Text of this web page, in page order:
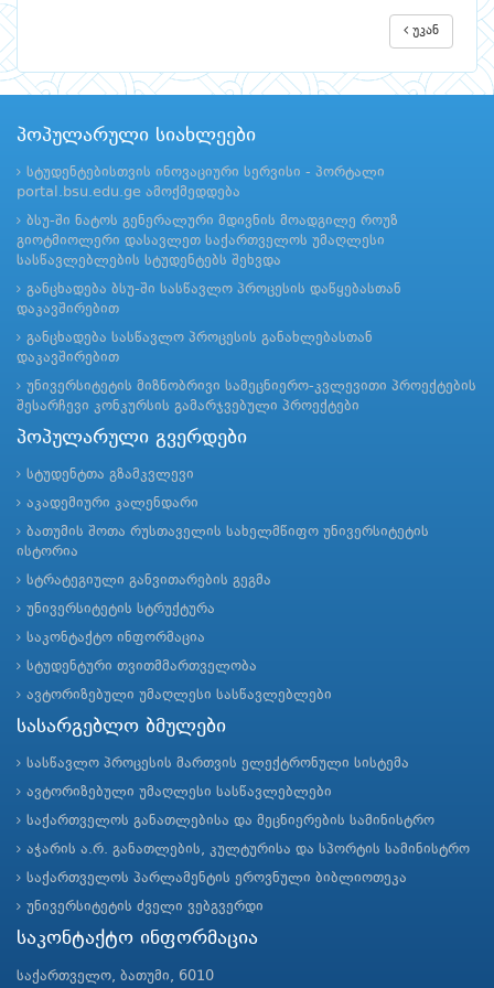
უკან
პოპულარული სიახლეები
სტუდენტებისთვის ინოვაციური სერვისი - პორტალი
portal.bsu.edu.ge ამოქმედდება
ბსუ-ში ნატოს გენერალური მდივნის მოადგილე როუზ
გიოტმიოლერი დასავლეთ საქართველოს უმაღლესი
სასწავლებლების სტუდენტებს შეხვდა
განცხადება ბსუ-ში სასწავლო პროცესის დაწყებასთან
დაკავშირებით
განცხადება სასწავლო პროცესის განახლებასთან
დაკავშირებით
უნივერსიტეტის მიზნობრივი სამეცნიერო-კვლევითი პროექტების
შესარჩევი კონკურსის გამარჯვებული პროექტები
პოპულარული გვერდები
სტუდენტთა გზამკვლევი
აკადემიური კალენდარი
ბათუმის შოთა რუსთაველის სახელმწიფო უნივერსიტეტის
ისტორია
სტრატეგიული განვითარების გეგმა
უნივერსიტეტის სტრუქტურა
საკონტაქტო ინფორმაცია
სტუდენტური თვითმმართველობა
ავტორიზებული უმაღლესი სასწავლებლები
სასარგებლო ბმულები
სასწავლო პროცესის მართვის ელექტრონული სისტემა
ავტორიზებული უმაღლესი სასწავლებლები
საქართველოს განათლებისა და მეცნიერების სამინისტრო
აჭარის ა.რ. განათლების, კულტურისა და სპორტის სამინისტრო
საქართველოს პარლამენტის ეროვნული ბიბლიოთეკა
უნივერსიტეტის ძველი ვებგვერდი
საკონტაქტო ინფორმაცია
საქართველო, ბათუმი, 6010